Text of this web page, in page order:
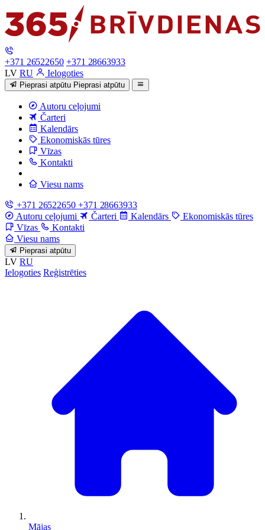
+371 26522650 +371 28663933
LV RU Ielogoties
Pieprasi atpūtu Pieprasi atpūtu
Autoru ceļojumi
Čarteri
Kalendārs
Ekonomiskās tūres
Vīzas
Kontakti
Viesu nams
+371 26522650 +371 28663933
Autoru ceļojumi
Čarteri Kalendārs
Ekonomiskās tūres
Vīzas
Kontakti
Viesu nams
Pieprasi atpūtu
LV RU
Ielogoties Reģistrēties
Mājas